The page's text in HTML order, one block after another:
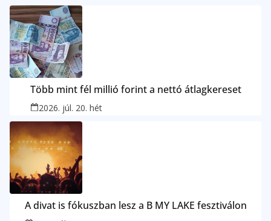
Több mint fél millió forint a nettó átlagkereset
2026. júl. 20. hét
A divat is fókuszban lesz a B MY LAKE fesztiválon